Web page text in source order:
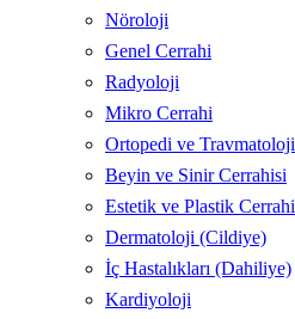
Nöroloji
Genel Cerrahi
Radyoloji
Mikro Cerrahi
Ortopedi ve Travmatoloji
Beyin ve Sinir Cerrahisi
Estetik ve Plastik Cerrahi
Dermatoloji (Cildiye)
İç Hastalıkları (Dahiliye)
Kardiyoloji